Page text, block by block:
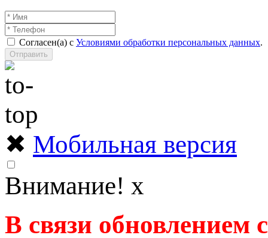
Согласен(а) с Условиями обработки персональных данных.
Отправить
✖ Мобильная версия
Внимание! x
В связи обновлением